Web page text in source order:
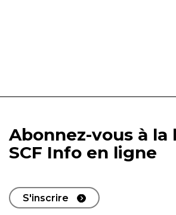
Abonnez-vous à
SCF Info en ligne
S'inscrire